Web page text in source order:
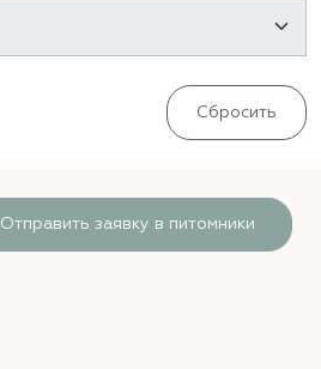
Сбросить
Отправить заявку в питомники